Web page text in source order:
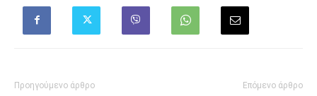
Προηγούμενο άρθρο Επόμενο άρθρο